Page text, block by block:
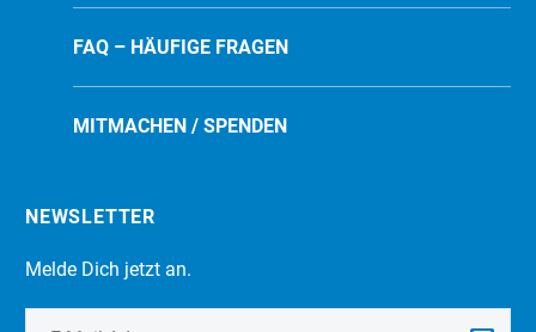
FAQ – HÄUFIGE FRAGEN
MITMACHEN / SPENDEN
NEWSLETTER
Melde Dich jetzt an.